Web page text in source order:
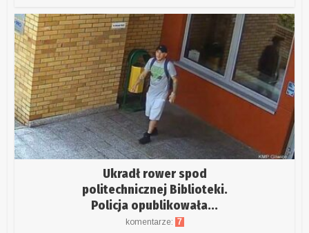
Ukradł rower spod
politechnicznej Biblioteki.
Policja opublikowała...
komentarze: 7